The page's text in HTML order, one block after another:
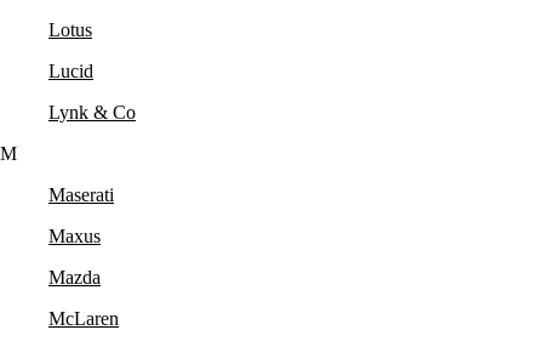
Lotus
Lucid
Lynk & Co
M
Maserati
Maxus
Mazda
McLaren